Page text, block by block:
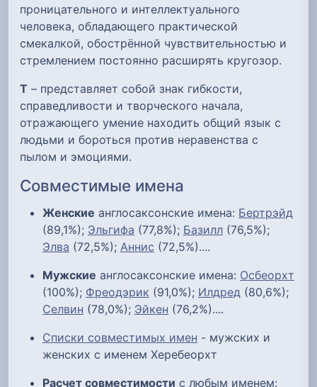
проницательного и интеллектуального
человека, обладающего практической
смекалкой, обострённой чувствительностью и
стремлением постоянно расширять кругозор.
Т – представляет собой знак гибкости,
справедливости и творческого начала,
отражающего умение находить общий язык с
людьми и бороться против неравенства с
пылом и эмоциями.
Совместимые имена
Женские англосаксонские имена: Бертрэйд
(89,1%); Эльгифа (77,8%); Базилл (76,5%);
Элва (72,5%); Аннис (72,5%)....
Мужские англосаксонские имена: Осбеорхт
(100%); Фреодэрик (91,0%); Илдред (80,6%);
Селвин (78,0%); Эйкен (76,2%)....
Списки совместимых имен - мужских и
женских с именем Херебеорхт
Расчет совместимости с любым именем: